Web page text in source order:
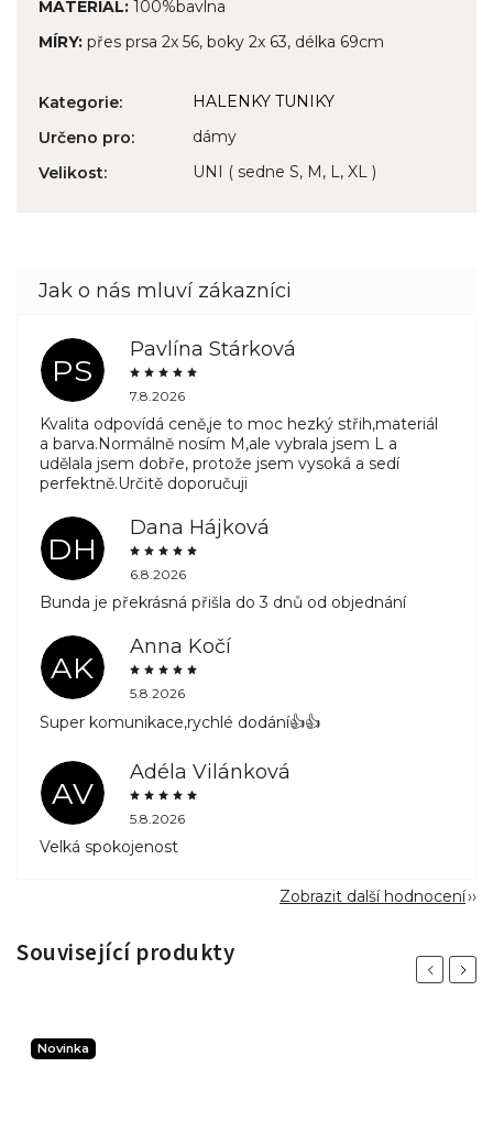
MATERIÁL: 100%bavlna
MÍRY: přes prsa 2x 56, boky 2x 63, délka 69cm
Kategorie:
HALENKY TUNIKY
Určeno pro:
dámy
Velikost: UNI ( sedne S, M, L, XL )
PS
Pavlína Stárková
7.8.2026
Kvalita odpovídá ceně,je to moc hezký střih,materiál
a barva.Normálně nosím M,ale vybrala jsem L a
udělala jsem dobře, protože jsem vysoká a sedí
perfektně.Určitě doporučuji
DH
Dana Hájková
6.8.2026
Bunda je překrásná přišla do 3 dnů od objednání
AK
Anna Kočí
5.8.2026
Super komunikace,rychlé dodání👍👍
AV
Adéla Vilánková
5.8.2026
Velká spokojenost
Zobrazit další hodnocení
Související produkty
Previous
Novinka
Next